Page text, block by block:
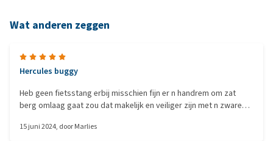
Wat anderen zeggen
Hercules buggy
Heb geen fietsstang erbij misschien fijn er n handrem om zat
berg omlaag gaat zou dat makelijk en veiliger zijn met n zware
moeilijk ze los te maken
15 juni 2024, doorMarlies